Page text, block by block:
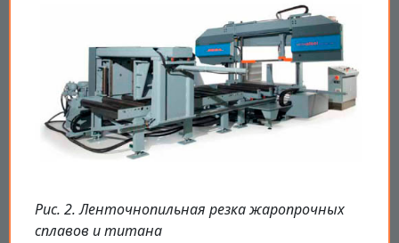
Рис. 2. Ленточнопильная резка жаропрочных
сплавов и титана